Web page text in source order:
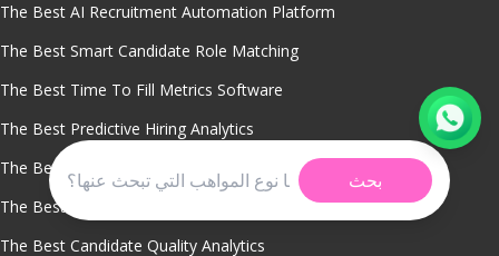
بحث
The Best AI Recruitment Automation Platform
The Best Smart Candidate Role Matching
The Best Time To Fill Metrics Software
The Best Predictive Hiring Analytics
The Best Sourcing Channel Performance Tracking
The Best Real Time Hiring Dashboards
The Best Candidate Quality Analytics